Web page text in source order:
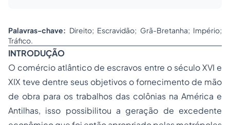
Palavras-chave: Direito; Escravidão; Grã-Bretanha; Império;
Tráfico.
INTRODUÇÃO
O comércio atlântico de escravos entre o século XVI e
XIX teve dentre seus objetivos o fornecimento de mão
de obra para os trabalhos das colônias na América e
Antilhas, isso possibilitou a geração de excedente